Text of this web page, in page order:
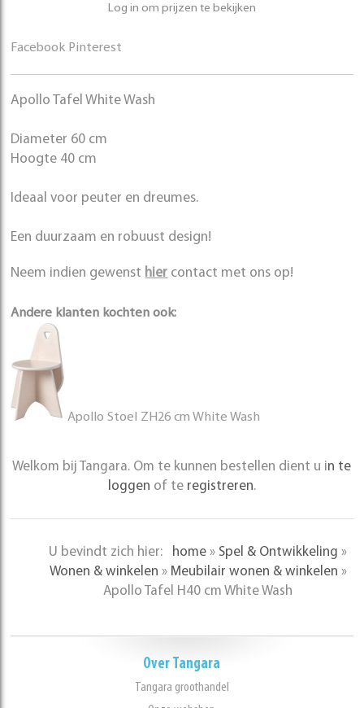
Log in om prijzen te bekijken
Facebook Pinterest
Apollo Tafel White Wash
Diameter 60 cm
Hoogte 40 cm
Ideaal voor peuter en dreumes.
Een duurzaam en robuust design!
Neem indien gewenst hier contact met ons op!
Andere klanten kochten ook:
Apollo Stoel ZH26 cm White Wash
Welkom bij Tangara. Om te kunnen bestellen dient u in te
loggen of te registreren.
U bevindt zich hier: home » Spel & Ontwikkeling »
Wonen & winkelen » Meubilair wonen & winkelen »
Apollo Tafel H40 cm White Wash
Over Tangara
Tangara groothandel